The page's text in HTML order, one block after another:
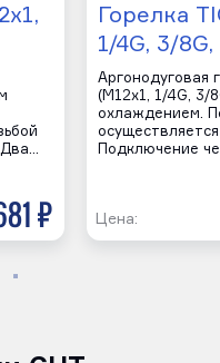
р
Горелка
1/4G, 3/
Аргонодуговая
(M12x1, 1/4G, 3/
охлаждением.
Подключение
Цена: